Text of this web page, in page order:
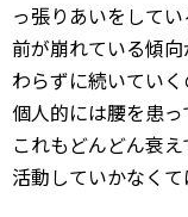
っ張りあいをして
前が崩れている傾
わらずに続いていく
個人的には腰を患
これもどんどん衰
活動していかなくて